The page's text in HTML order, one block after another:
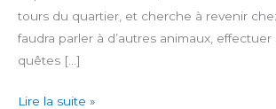
tours du quartier, et cherche à revenir
faudra parler à d’autres animaux,
quêtes […]
Little
Lire la suite »